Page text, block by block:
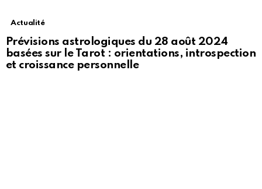
Actualité
Prévisions astrologiques du 28 août 2024
basées sur le Tarot : orientations, introspection
et croissance personnelle